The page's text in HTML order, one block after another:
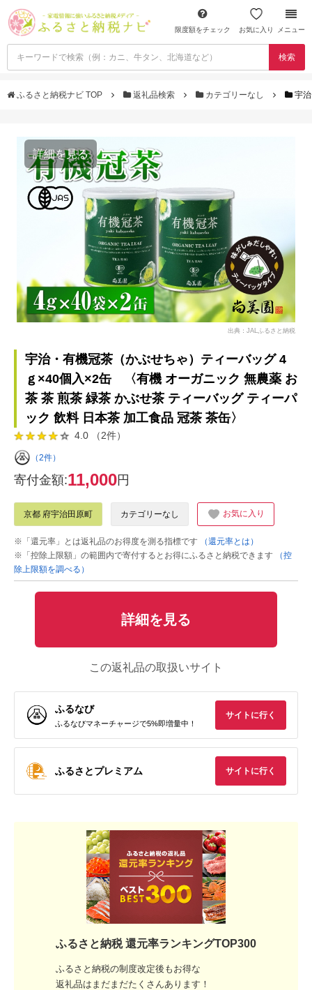
限度額をチェック お気に入り メニュー
検索
ふるさと納税ナビ TOP 返礼品検索 カテゴリーなし 宇
詳細を見る
出典：JALふるさと納税
宇治・有機冠茶（かぶせちゃ）ティーバッグ 4
ｇ×40個入×2缶 〈有機 オーガニック 無農薬 お
茶 茶 煎茶 緑茶 かぶせ茶 ティーバッグ ティーパ
ック 飲料 日本茶 加工食品 冠茶 茶缶〉
4.0 （2件）
（2件）
寄付金額:11,000円
京都 府宇治田原町 カテゴリーなし お気に入り
※「還元率」とは返礼品のお得度を測る指標です
（還元率とは）
※「控除上限額」の範囲内で寄付するとお得にふるさと納税できます
（控
除上限額を調べる）
詳細を見る
この返礼品の取扱いサイト
ふるなび
ふるなびマネーチャージで5%即増量中！
サイトに行く
ふるさとプレミアム サイトに行く
ふるさと納税 還元率ランキングTOP300
ふるさと納税の制度改定後もお得な
返礼品はまだまだたくさんあります！